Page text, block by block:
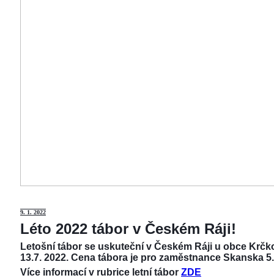
9. 1. 2022
Léto 2022 tábor v Českém Ráji!
Letošní tábor se uskuteční v Českém Ráji u obce
13.7. 2022. Cena tábora je pro zaměstnance Skanska
Více informací v rubrice letní tábor ZDE